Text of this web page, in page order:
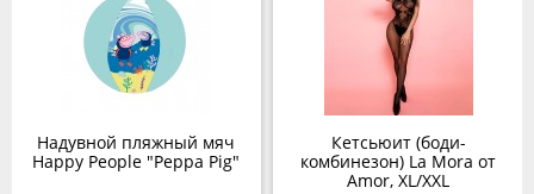
Надувной пляжный мяч
Happy People "Peppa Pig"
Кетсьюит (боди-
комбинезон) La Mora от
Amor, XL/XXL